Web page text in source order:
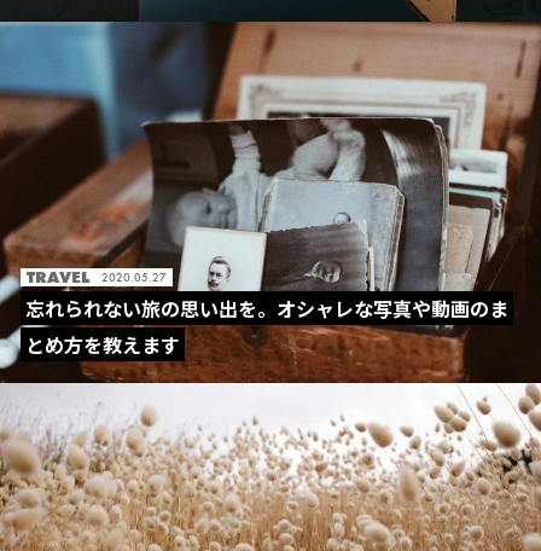
TRAVEL 2020.05.27
忘れられない旅の思い出を。オシャレな写真や動画のま
とめ方を教えます